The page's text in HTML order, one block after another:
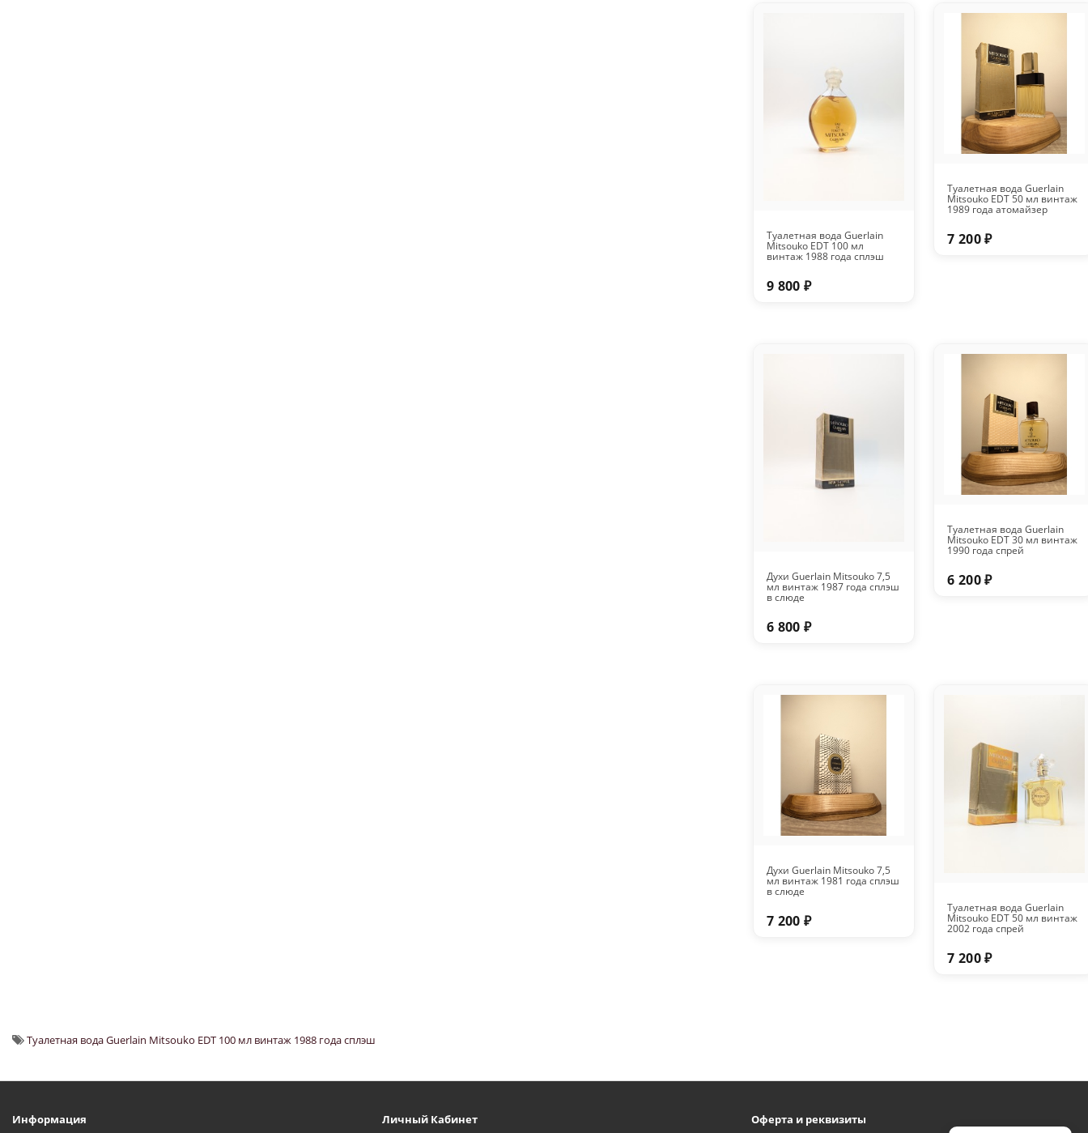
Туалетная вода Guerlain
Mitsouko EDT 100 мл
винтаж 1988 года сплэш
9 800 ₽
Туалетная вода Guerlain
Mitsouko EDT 50 мл винтаж
1989 года атомайзер
7 200 ₽
Духи Guerlain Mitsouko 7,5
мл винтаж 1987 года сплэш
в слюде
6 800 ₽
Туалетная вода Guerlain
Mitsouko EDT 30 мл винтаж
1990 года спрей
6 200 ₽
Духи Guerlain Mitsouko 7,5
мл винтаж 1981 года сплэш
в слюде
7 200 ₽
Туалетная вода Guerlain
Mitsouko EDT 50 мл винтаж
2002 года спрей
7 200 ₽
Туалетная вода Guerlain Mitsouko EDT 100 мл винтаж 1988 года сплэш
Информация Личный Кабинет Оферта и реквизиты